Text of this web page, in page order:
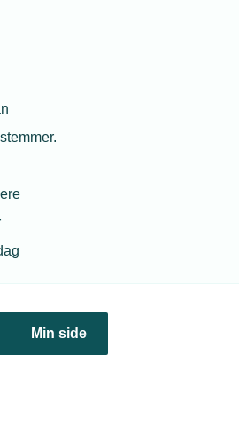
Min side
må ikke stå alene
omstilling i den offentlige